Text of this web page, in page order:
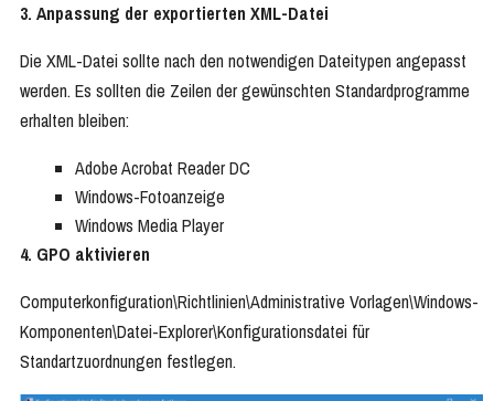
3. Anpassung der exportierten XML-Datei
Die XML-Datei sollte nach den notwendigen Dateitypen angepasst
werden. Es sollten die Zeilen der gewünschten Standardprogramme
erhalten bleiben:
Adobe Acrobat Reader DC
Windows-Fotoanzeige
Windows Media Player
4. GPO aktivieren
Computerkonfiguration\Richtlinien\Administrative Vorlagen\Windows-
Komponenten\Datei-Explorer\Konfigurationsdatei für
Standartzuordnungen festlegen.